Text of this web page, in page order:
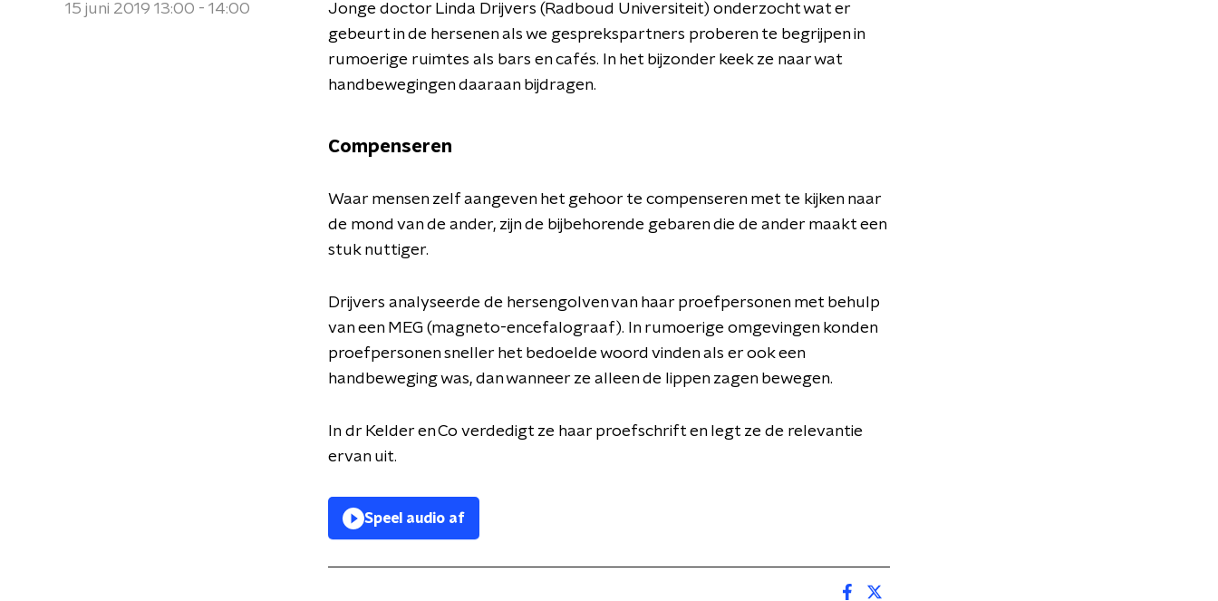
15 juni 2019 13:00 - 14:00
Jonge doctor Linda Drijvers (Radboud Universiteit) onderzocht wat er
gebeurt in de hersenen als we gesprekspartners proberen te begrijpen in
rumoerige ruimtes als bars en cafés. In het bijzonder keek ze naar wat
handbewegingen daaraan bijdragen.
Compenseren
Waar mensen zelf aangeven het gehoor te compenseren met te kijken naar
de mond van de ander, zijn de bijbehorende gebaren die de ander maakt een
stuk nuttiger.
Drijvers analyseerde de hersengolven van haar proefpersonen met behulp
van een MEG (magneto-encefalograaf). In rumoerige omgevingen konden
proefpersonen sneller het bedoelde woord vinden als er ook een
handbeweging was, dan wanneer ze alleen de lippen zagen bewegen.
In dr Kelder en Co verdedigt ze haar proefschrift en legt ze de relevantie
ervan uit.
Speel audio af